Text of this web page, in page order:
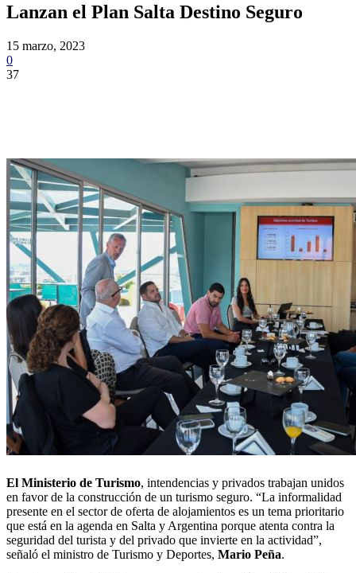
Lanzan el Plan Salta Destino Seguro
15 marzo, 2023
0
37
El Ministerio de Turismo, intendencias y privados trabajan unidos
en favor de la construcción de un turismo seguro. “La informalidad
presente en el sector de oferta de alojamientos es un tema prioritario
que está en la agenda en Salta y Argentina porque atenta contra la
seguridad del turista y del privado que invierte en la actividad”,
señaló el ministro de Turismo y Deportes, Mario Peña.